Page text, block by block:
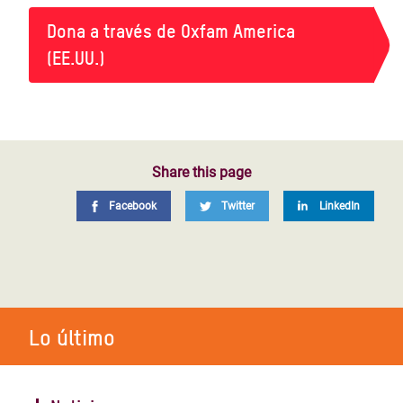
Dona a través de Oxfam America
(EE.UU.)
Share this page
Facebook Twitter LinkedIn
Lo último